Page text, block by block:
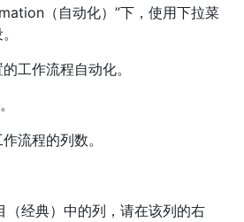
（自动化）”下，使用下拉菜
工作流程自动化。
流程的列数。
（经典）中的列，请在该列的右